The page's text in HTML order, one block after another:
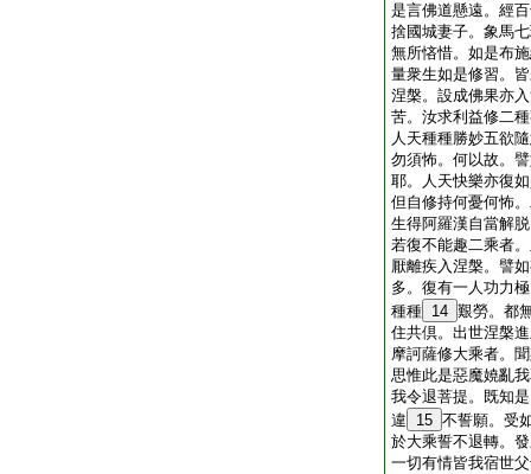
是言佛道懸遠。經
捨國城妻子。象馬
無所悋惜。如是布
量衆生如是修習。
涅槃。設成佛果亦
苦。汝求利益修二
人天種種勝妙五欲
勿須怖。何以故。
耶。人天快樂亦復
但自修持何憂何怖
生得阿羅漢自當解
若復不能趣二乘者
厭離疾入涅槃。譬
多。復有一人功力
種種 14 艱勞。都
住共倶。出世涅槃
摩訶薩修大乘者。
思惟此是惡魔嬈亂
我令退菩提。既知
違
15 不誓願。受
於大乘誓不退轉。
一切有情皆我宿世